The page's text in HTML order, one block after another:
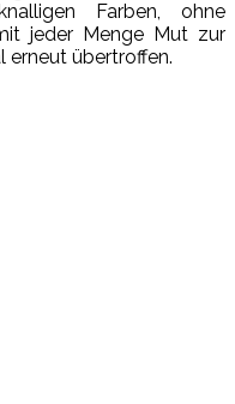
Farben, ohne
jeder Menge Mut zur
erneut übertroffen.